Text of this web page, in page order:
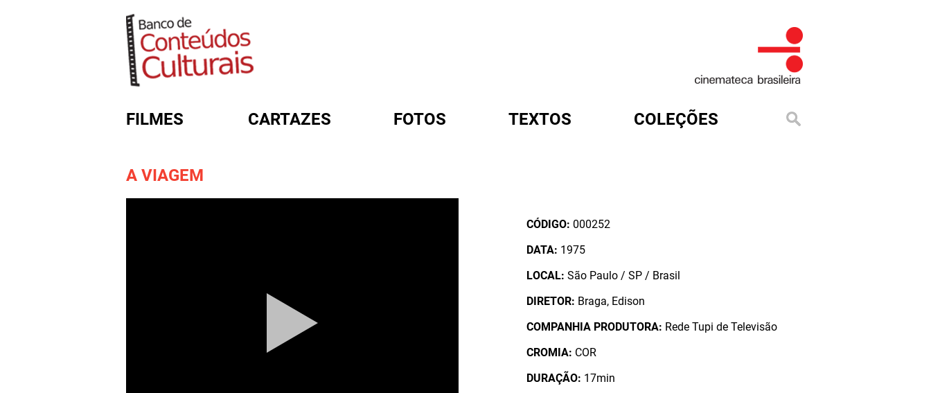
FILMES CARTAZES FOTOS TEXTOS COLEÇÕES
A VIAGEM
CÓDIGO: 000252
DATA: 1975
LOCAL: São Paulo / SP / Brasil
DIRETOR: Braga, Edison
COMPANHIA PRODUTORA: Rede Tupi de Televisão
CROMIA: COR
DURAÇÃO: 17min